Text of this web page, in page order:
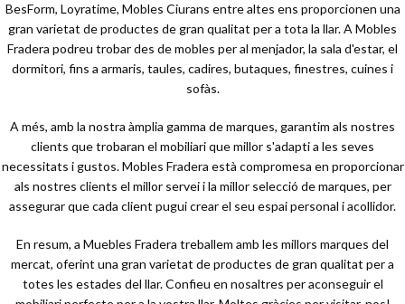
BesForm, Loyratime, Mobles Ciurans entre altes ens proporcionen una
gran varietat de productes de gran qualitat per a tota la llar. A Mobles
Fradera podreu trobar des de mobles per al menjador, la sala d'estar, el
dormitori, fins a armaris, taules, cadires, butaques, finestres, cuines i
sofàs.
A més, amb la nostra àmplia gamma de marques, garantim als nostres
clients que trobaran el mobiliari que millor s'adapti a les seves
necessitats i gustos. Mobles Fradera està compromesa en proporcionar
als nostres clients el millor servei i la millor selecció de marques, per
assegurar que cada client pugui crear el seu espai personal i acollidor.
En resum, a Muebles Fradera treballem amb les millors marques del
mercat, oferint una gran varietat de productes de gran qualitat per a
totes les estades del llar. Confieu en nosaltres per aconseguir el